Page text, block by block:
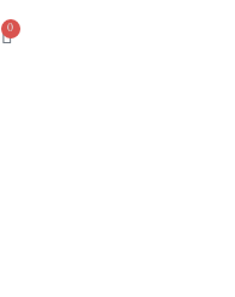
0
Varukorg